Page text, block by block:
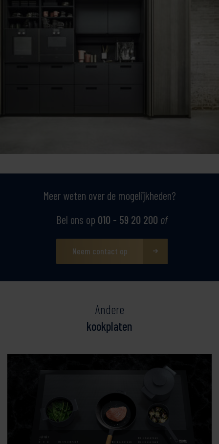
Meer weten over de mogelijkheden?
Bel ons op 010 - 59 20 200 of
Neem contact op
Andere
kookplaten